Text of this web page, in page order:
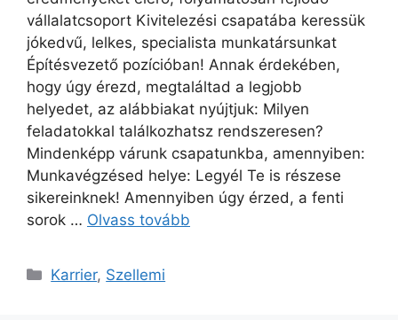
vállalatcsoport Kivitelezési csapatába keressük
jókedvű, lelkes, specialista munkatársunkat
Építésvezető pozícióban! Annak érdekében,
hogy úgy érezd, megtaláltad a legjobb
helyedet, az alábbiakat nyújtjuk: Milyen
feladatokkal találkozhatsz rendszeresen?
Mindenképp várunk csapatunkba, amennyiben:
Munkavégzésed helye: Legyél Te is részese
sikereinknek! Amennyiben úgy érzed, a fenti
sorok … Olvass tovább
Karrier, Szellemi